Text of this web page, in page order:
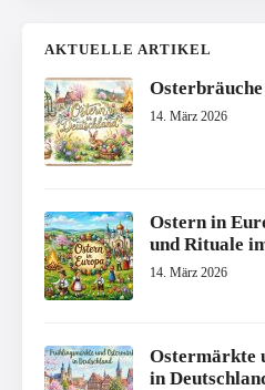
AKTUELLE ARTIKEL
14. März 2026
Ostern in
und Rituale
14. März 2026
Ostermärkte
in